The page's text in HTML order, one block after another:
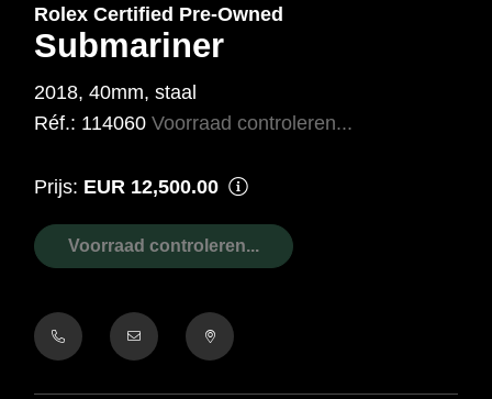
Rolex Certified Pre‑Owned
Submariner
2018, 40mm, staal
Réf.: 114060Voorraad controleren...
Prijs: EUR 12,500.00
Voorraad controleren...